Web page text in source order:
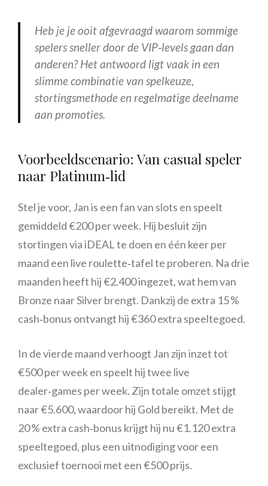
Heb je je ooit afgevraagd waarom sommige
spelers sneller door de VIP‑levels gaan dan
anderen? Het antwoord ligt vaak in een
slimme combinatie van spelkeuze,
stortingsmethode en regelmatige deelname
aan promoties.
Voorbeeldscenario: Van casual speler
naar Platinum‑lid
Stel je voor, Jan is een fan van slots en speelt
gemiddeld €200 per week. Hij besluit zijn
stortingen via iDEAL te doen en één keer per
maand een live roulette‑tafel te proberen. Na drie
maanden heeft hij €2.400 ingezet, wat hem van
Bronze naar Silver brengt. Dankzij de extra 15 %
cash‑bonus ontvangt hij €360 extra speeltegoed.
In de vierde maand verhoogt Jan zijn inzet tot
€500 per week en speelt hij twee live
dealer‑games per week. Zijn totale omzet stijgt
naar €5.600, waardoor hij Gold bereikt. Met de
20 % extra cash‑bonus krijgt hij nu €1.120 extra
speeltegoed, plus een uitnodiging voor een
exclusief toernooi met een €500 prijs.